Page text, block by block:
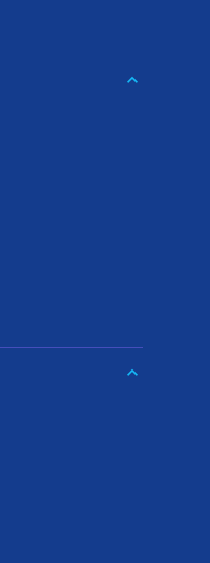
keyboard_arrow_down
keyboard_arrow_down